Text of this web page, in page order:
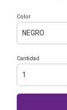
Color
Cantidad